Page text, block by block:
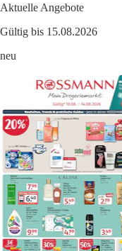
Aktuelle Angebote
Gültig bis 15.08.2026
neu